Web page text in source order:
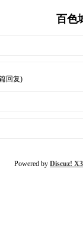
百色
回复)
Powered by Discuz!